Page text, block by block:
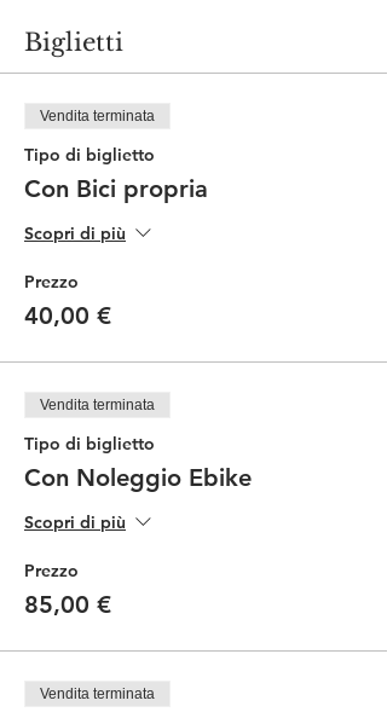
Biglietti
Vendita terminata
Tipo di biglietto
Con Bici propria
Scopri di più
Prezzo
40,00 €
Vendita terminata
Tipo di biglietto
Con Noleggio Ebike
Scopri di più
Prezzo
85,00 €
Vendita terminata